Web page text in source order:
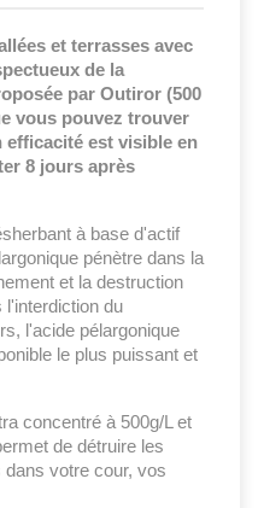
et terrasses avec
de la
par Outiror (500
vous pouvez trouver
efficacité est visible en
8 jours après
à base d'actif
pénètre dans la
et la destruction
l'interdiction du
l'acide pélargonique
le plus puissant et
concentré à 500g/L et
de détruire les
votre cour, vos